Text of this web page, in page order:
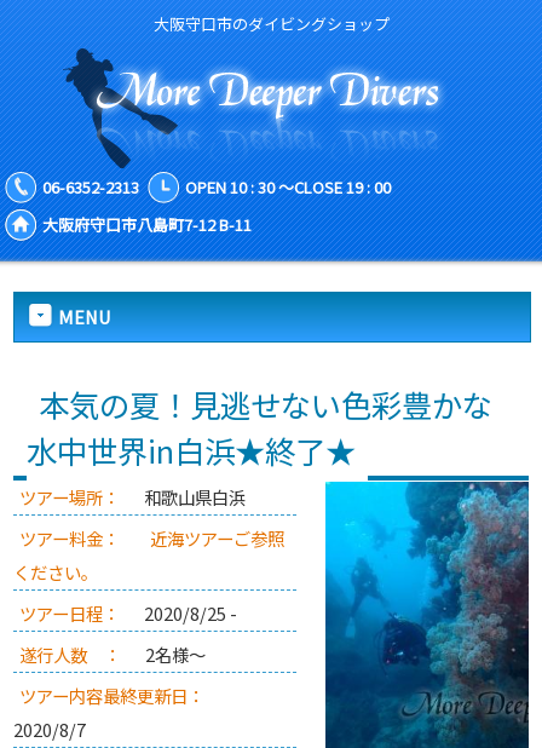
大阪守口市のダイビングショップ
06-6352-2313
OPEN 10 : 30 ～CLOSE 19 : 00
大阪府守口市八島町7-12 B-11
MENU
本気の夏！見逃せない色彩豊かな
水中世界in白浜★終了★
ツアー場所：
和歌山県白浜
ツアー料金：
近海ツアーご参照
ください。
ツアー日程：
2020/8/25 -
遂行人数 ：
2名様～
ツアー内容最終更新日：
2020/8/7